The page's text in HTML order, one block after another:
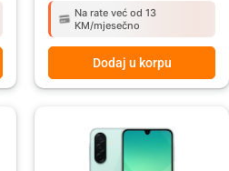
Na rate već od 13
KM/mjesečno
Dodaj u korpu
639,00 KM.
579,00 KM.